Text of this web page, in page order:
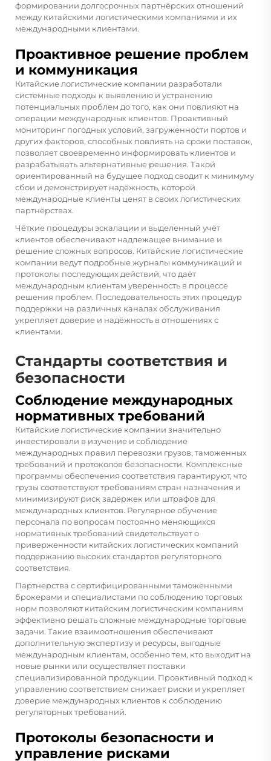
формировании долгосрочных партнёрских отношений
между китайскими логистическими компаниями и их
международными клиентами.
Проактивное решение проблем
и коммуникация
Китайские логистические компании разработали
системные подходы к выявлению и устранению
потенциальных проблем до того, как они повлияют на
операции международных клиентов. Проактивный
мониторинг погодных условий, загруженности портов и
других факторов, способных повлиять на сроки поставок,
позволяет своевременно информировать клиентов и
разрабатывать альтернативные решения. Такой
ориентированный на будущее подход сводит к минимуму
сбои и демонстрирует надёжность, которой
международные клиенты ценят в своих логистических
партнёрствах.
Чёткие процедуры эскалации и выделенный учёт
клиентов обеспечивают надлежащее внимание и
решение сложных вопросов. Китайские логистические
компании ведут подробные журналы коммуникаций и
протоколы последующих действий, что даёт
международным клиентам уверенность в процессе
решения проблем. Последовательность этих процедур
поддержки на различных каналах обслуживания
укрепляет доверие и надёжность в отношениях с
клиентами.
Стандарты соответствия и
безопасности
Соблюдение международных
нормативных требований
Китайские логистические компании значительно
инвестировали в изучение и соблюдение
международных правил перевозки грузов, таможенных
требований и протоколов безопасности. Комплексные
программы обеспечения соответствия гарантируют, что
грузы соответствуют требованиям стран назначения и
минимизируют риск задержек или штрафов для
международных клиентов. Регулярное обучение
персонала по вопросам постоянно меняющихся
нормативных требований свидетельствует о
приверженности китайских логистических компаний
поддержанию высоких стандартов регуляторного
соответствия.
Партнерства с сертифицированными таможенными
брокерами и специалистами по соблюдению торговых
норм позволяют китайским логистическим компаниям
эффективно решать сложные международные торговые
задачи. Такие взаимоотношения обеспечивают
дополнительную экспертизу и ресурсы, выгодные
международным клиентам, особенно тем, кто выходит на
новые рынки или осуществляет поставки
специализированной продукции. Проактивный подход к
управлению соответствием снижает риски и укрепляет
доверие международных клиентов к соблюдению
регуляторных требований.
Протоколы безопасности и
управление рисками